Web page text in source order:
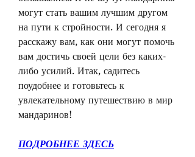
могут стать вашим лучшим другом
на пути к стройности. И сегодня я
расскажу вам, как они могут помочь
вам достичь своей цели без каких-
либо усилий. Итак, садитесь
поудобнее и готовьтесь к
увлекательному путешествию в мир
мандаринов!
ПОДРОБНЕЕ ЗДЕСЬ